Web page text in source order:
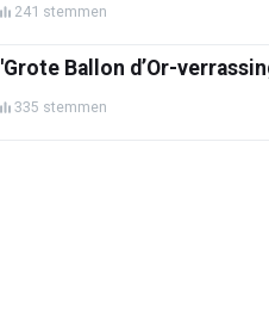
241 stemmen
'Grote Ballon d’Or-
335 stemmen